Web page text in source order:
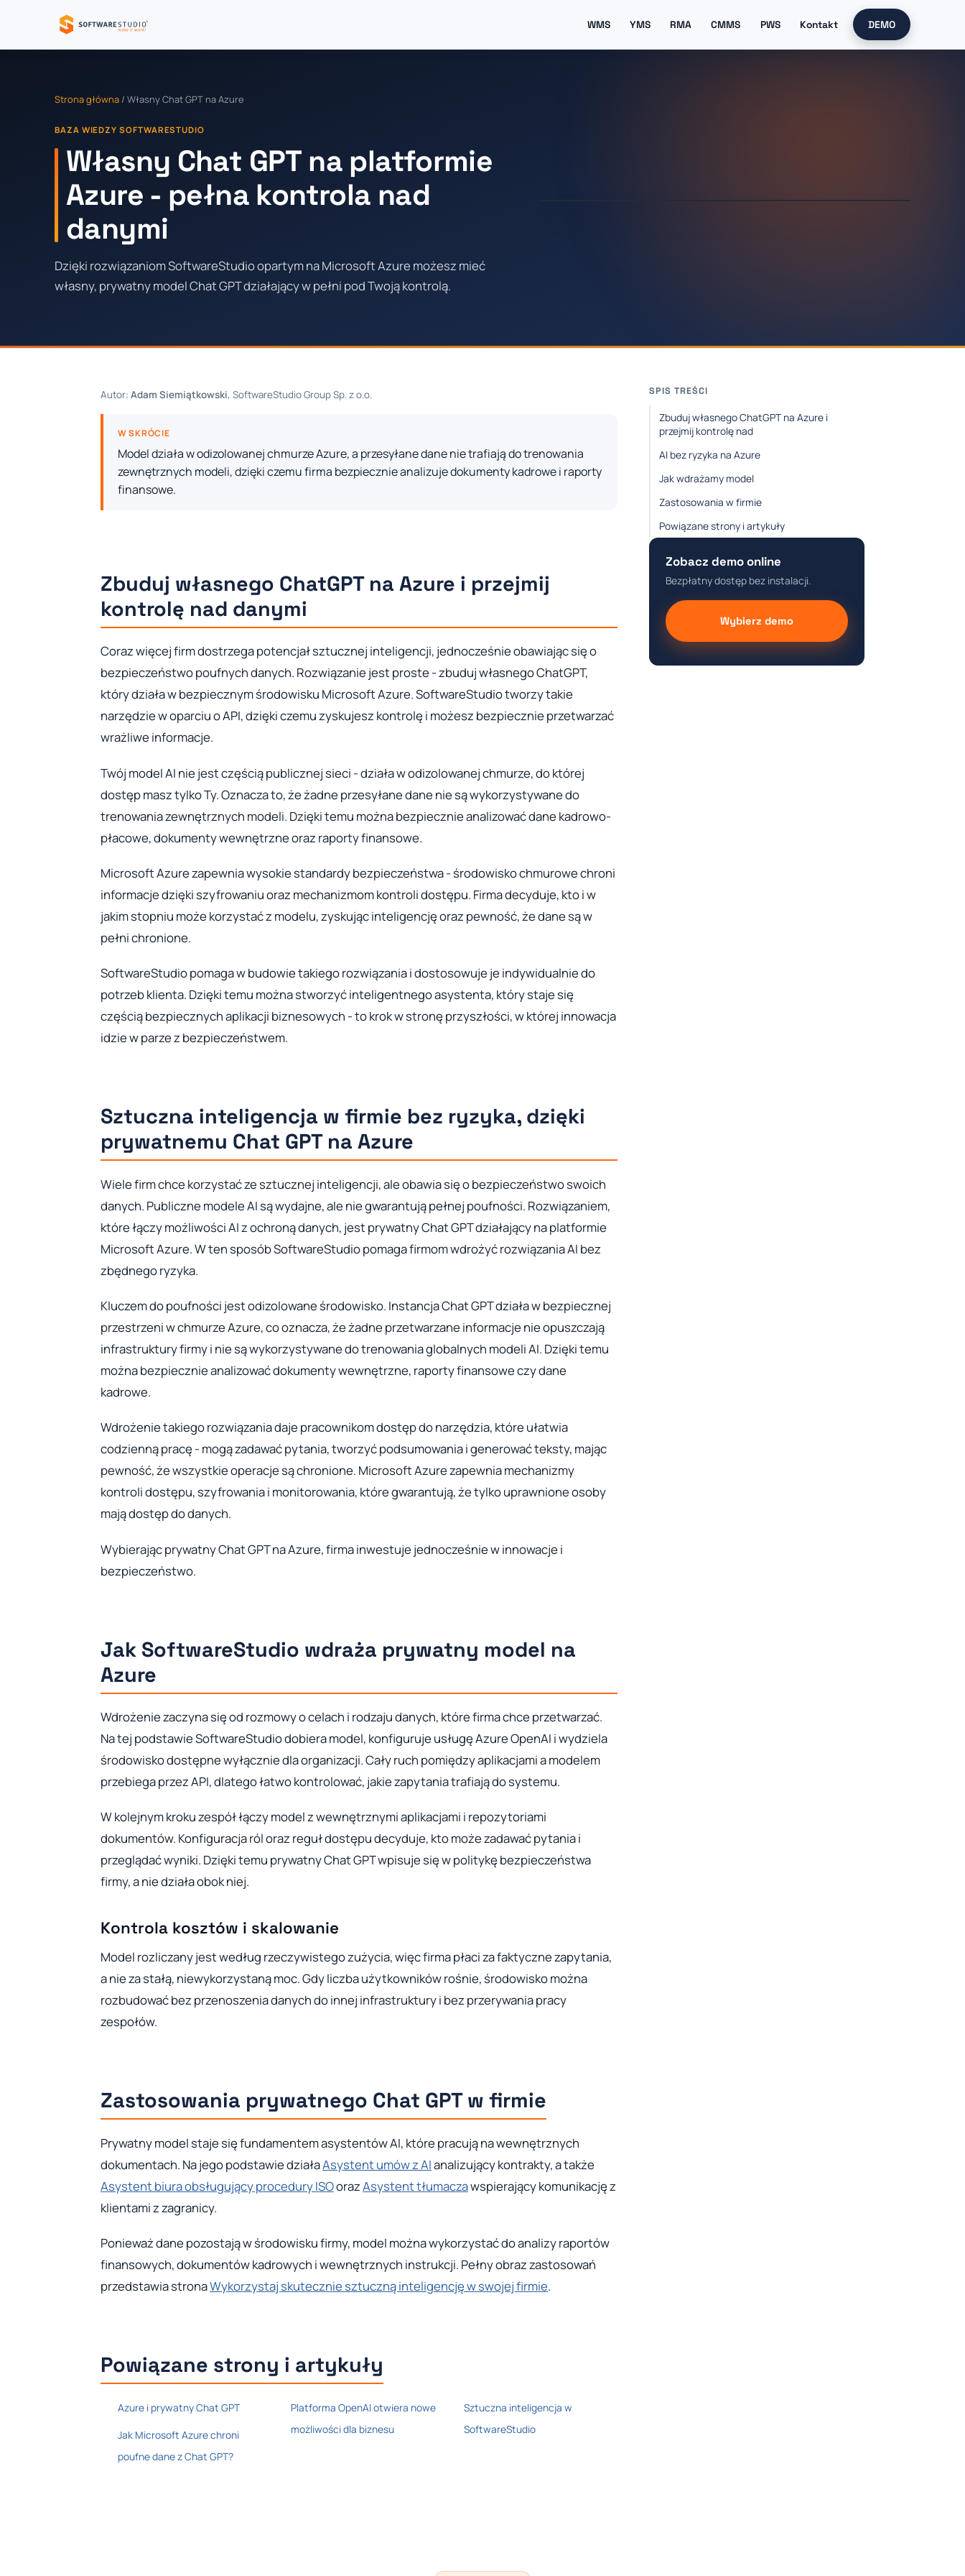
WMS YMS RMA CMMS PWS Kontakt DEMO
Strona główna / Własny Chat GPT na Azure
BAZA WIEDZY SOFTWARESTUDIO
Własny Chat GPT na platformie
Azure - pełna kontrola nad
danymi
Dzięki rozwiązaniom SoftwareStudio opartym na Microsoft Azure możesz mieć
własny, prywatny model Chat GPT działający w pełni pod Twoją kontrolą.
Autor: Adam Siemiątkowski, SoftwareStudio Group Sp. z o.o.
W SKRÓCIE
Model działa w odizolowanej chmurze Azure, a przesyłane dane nie trafiają do trenowania
zewnętrznych modeli, dzięki czemu firma bezpiecznie analizuje dokumenty kadrowe i raporty
finansowe.
Zbuduj własnego ChatGPT na Azure i przejmij
kontrolę nad danymi
Coraz więcej firm dostrzega potencjał sztucznej inteligencji, jednocześnie obawiając się o
bezpieczeństwo poufnych danych. Rozwiązanie jest proste - zbuduj własnego ChatGPT,
który działa w bezpiecznym środowisku Microsoft Azure. SoftwareStudio tworzy takie
narzędzie w oparciu o API, dzięki czemu zyskujesz kontrolę i możesz bezpiecznie przetwarzać
wrażliwe informacje.
Twój model AI nie jest częścią publicznej sieci - działa w odizolowanej chmurze, do której
dostęp masz tylko Ty. Oznacza to, że żadne przesyłane dane nie są wykorzystywane do
trenowania zewnętrznych modeli. Dzięki temu można bezpiecznie analizować dane kadrowo-
płacowe, dokumenty wewnętrzne oraz raporty finansowe.
Microsoft Azure zapewnia wysokie standardy bezpieczeństwa - środowisko chmurowe chroni
informacje dzięki szyfrowaniu oraz mechanizmom kontroli dostępu. Firma decyduje, kto i w
jakim stopniu może korzystać z modelu, zyskując inteligencję oraz pewność, że dane są w
pełni chronione.
SoftwareStudio pomaga w budowie takiego rozwiązania i dostosowuje je indywidualnie do
potrzeb klienta. Dzięki temu można stworzyć inteligentnego asystenta, który staje się
częścią bezpiecznych aplikacji biznesowych - to krok w stronę przyszłości, w której innowacja
idzie w parze z bezpieczeństwem.
Sztuczna inteligencja w firmie bez ryzyka, dzięki
prywatnemu Chat GPT na Azure
Wiele firm chce korzystać ze sztucznej inteligencji, ale obawia się o bezpieczeństwo swoich
danych. Publiczne modele AI są wydajne, ale nie gwarantują pełnej poufności. Rozwiązaniem,
które łączy możliwości AI z ochroną danych, jest prywatny Chat GPT działający na platformie
Microsoft Azure. W ten sposób SoftwareStudio pomaga firmom wdrożyć rozwiązania AI bez
zbędnego ryzyka.
Kluczem do poufności jest odizolowane środowisko. Instancja Chat GPT działa w bezpiecznej
przestrzeni w chmurze Azure, co oznacza, że żadne przetwarzane informacje nie opuszczają
infrastruktury firmy i nie są wykorzystywane do trenowania globalnych modeli AI. Dzięki temu
można bezpiecznie analizować dokumenty wewnętrzne, raporty finansowe czy dane
kadrowe.
Wdrożenie takiego rozwiązania daje pracownikom dostęp do narzędzia, które ułatwia
codzienną pracę - mogą zadawać pytania, tworzyć podsumowania i generować teksty, mając
pewność, że wszystkie operacje są chronione. Microsoft Azure zapewnia mechanizmy
kontroli dostępu, szyfrowania i monitorowania, które gwarantują, że tylko uprawnione osoby
mają dostęp do danych.
Wybierając prywatny Chat GPT na Azure, firma inwestuje jednocześnie w innowacje i
bezpieczeństwo.
Jak SoftwareStudio wdraża prywatny model na
Azure
Wdrożenie zaczyna się od rozmowy o celach i rodzaju danych, które firma chce przetwarzać.
Na tej podstawie SoftwareStudio dobiera model, konfiguruje usługę Azure OpenAI i wydziela
środowisko dostępne wyłącznie dla organizacji. Cały ruch pomiędzy aplikacjami a modelem
przebiega przez API, dlatego łatwo kontrolować, jakie zapytania trafiają do systemu.
W kolejnym kroku zespół łączy model z wewnętrznymi aplikacjami i repozytoriami
dokumentów. Konfiguracja ról oraz reguł dostępu decyduje, kto może zadawać pytania i
przeglądać wyniki. Dzięki temu prywatny Chat GPT wpisuje się w politykę bezpieczeństwa
firmy, a nie działa obok niej.
Kontrola kosztów i skalowanie
Model rozliczany jest według rzeczywistego zużycia, więc firma płaci za faktyczne zapytania,
a nie za stałą, niewykorzystaną moc. Gdy liczba użytkowników rośnie, środowisko można
rozbudować bez przenoszenia danych do innej infrastruktury i bez przerywania pracy
zespołów.
Zastosowania prywatnego Chat GPT w firmie
Prywatny model staje się fundamentem asystentów AI, które pracują na wewnętrznych
dokumentach. Na jego podstawie działaAsystent umów z AIanalizujący kontrakty, a także
Asystent biura obsługujący procedury ISOorazAsystent tłumaczawspierający komunikację z
klientami z zagranicy.
Ponieważ dane pozostają w środowisku firmy, model można wykorzystać do analizy raportów
finansowych, dokumentów kadrowych i wewnętrznych instrukcji. Pełny obraz zastosowań
przedstawia stronaWykorzystaj skutecznie sztuczną inteligencję w swojej firmie.
Powiązane strony i artykuły
Azure i prywatny Chat GPT
Jak Microsoft Azure chroni
poufne dane z Chat GPT?
Platforma OpenAI otwiera nowe
możliwości dla biznesu
Sztuczna inteligencja w
SoftwareStudio
SPIS TREŚCI
Zbuduj własnego ChatGPT na Azure i
przejmij kontrolę nad
AI bez ryzyka na Azure
Jak wdrażamy model
Zastosowania w firmie
Powiązane strony i artykuły
Zobacz demo online
Bezpłatny dostęp bez instalacji.
Wybierz demo